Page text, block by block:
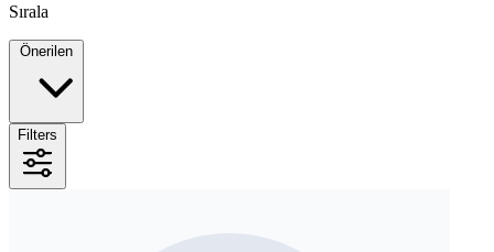
Sırala
Filters